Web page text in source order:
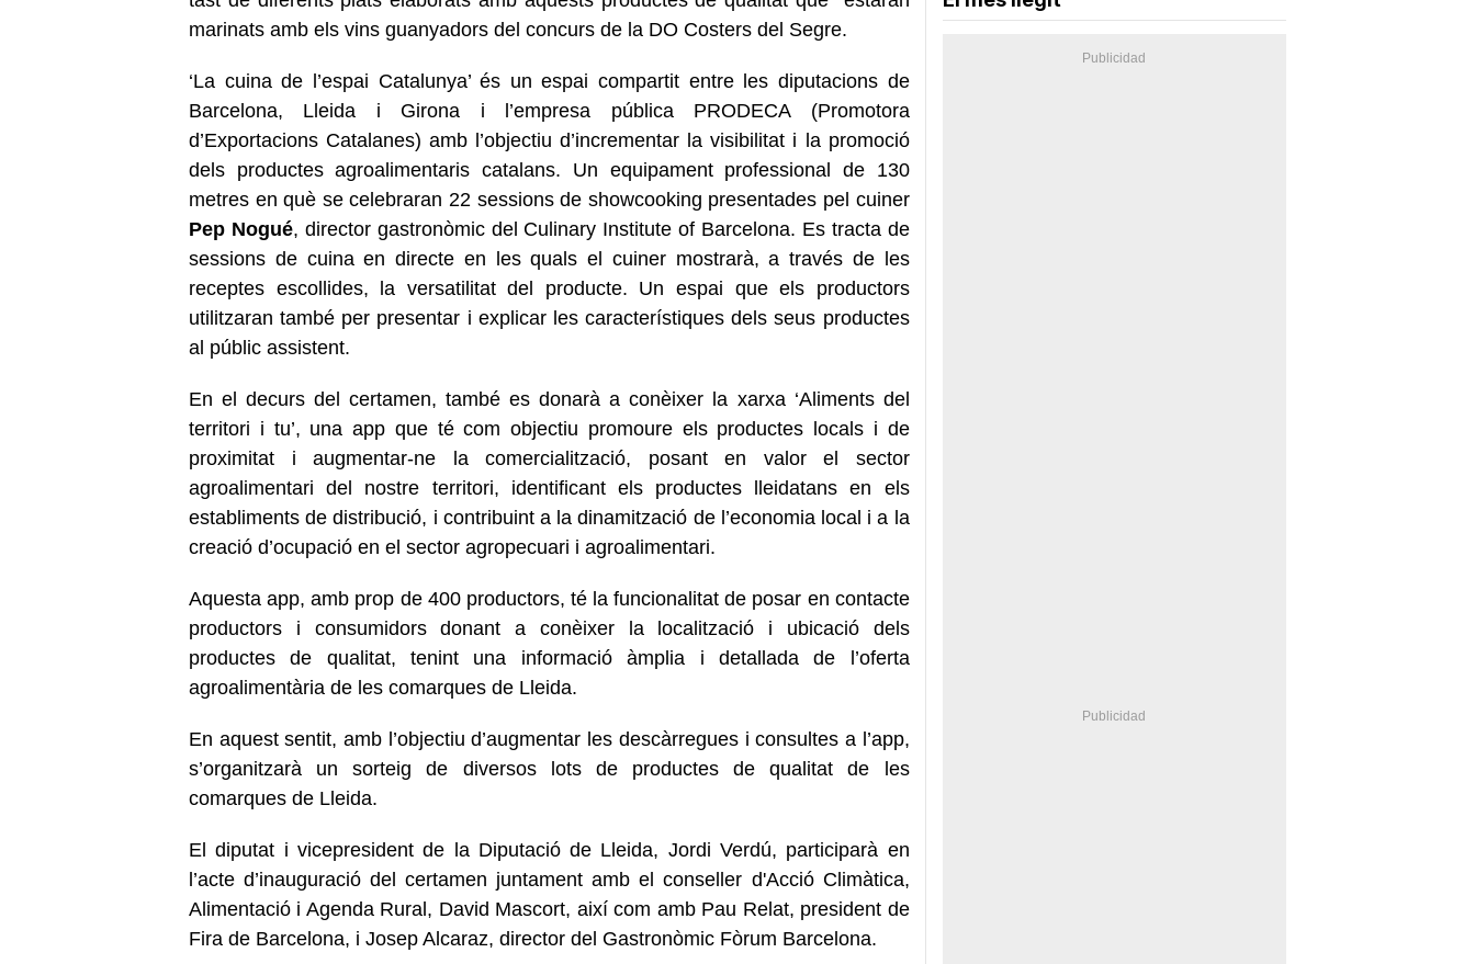
marinats amb els vins guanyadors del concurs de la DO Costers del Segre.
‘La cuina de l’espai Catalunya’ és un espai compartit entre les diputacions de
Barcelona, Lleida i Girona i l’empresa pública PRODECA (Promotora
d’Exportacions Catalanes) amb l’objectiu d’incrementar la visibilitat i la promoció
dels productes agroalimentaris catalans. Un equipament professional de 130
metres en què se celebraran 22 sessions de showcooking presentades pel cuiner
Pep Nogué, director gastronòmic del Culinary Institute of Barcelona. Es tracta de
sessions de cuina en directe en les quals el cuiner mostrarà, a través de les
receptes escollides, la versatilitat del producte. Un espai que els productors
utilitzaran també per presentar i explicar les característiques dels seus productes
al públic assistent.
En el decurs del certamen, també es donarà a conèixer la xarxa ‘Aliments del
territori i tu’, una app que té com objectiu promoure els productes locals i de
proximitat i augmentar-ne la comercialització, posant en valor el sector
agroalimentari del nostre territori, identificant els productes lleidatans en els
establiments de distribució, i contribuint a la dinamització de l’economia local i a la
creació d’ocupació en el sector agropecuari i agroalimentari.
Aquesta app, amb prop de 400 productors, té la funcionalitat de posar en contacte
productors i consumidors donant a conèixer la localització i ubicació dels
productes de qualitat, tenint una informació àmplia i detallada de l’oferta
agroalimentària de les comarques de Lleida.
En aquest sentit, amb l’objectiu d’augmentar les descàrregues i consultes a l’app,
s’organitzarà un sorteig de diversos lots de productes de qualitat de les
comarques de Lleida.
El diputat i vicepresident de la Diputació de Lleida, Jordi Verdú, participarà en
l’acte d’inauguració del certamen juntament amb el conseller d'Acció Climàtica,
Alimentació i Agenda Rural, David Mascort, així com amb Pau Relat, president de
Fira de Barcelona, i Josep Alcaraz, director del Gastronòmic Fòrum Barcelona.